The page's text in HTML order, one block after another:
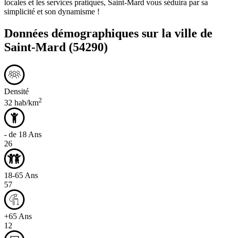
locales et les services pratiques, Saint-Mard vous séduira par sa
simplicité et son dynamisme !
Données démographiques sur la ville de
Saint-Mard (54290)
Densité
32 hab/km2
- de 18 Ans
26
18-65 Ans
57
+65 Ans
12